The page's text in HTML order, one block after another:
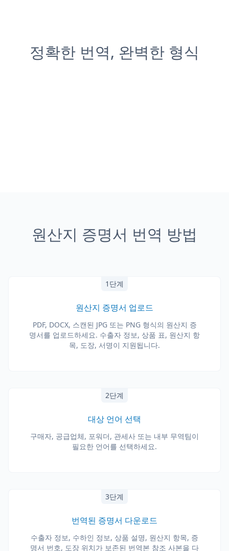
정확한 번역, 완벽한 형식
원산지 증명서 번역 방법
1단계
원산지 증명서 업로드
PDF, DOCX, 스캔된 JPG 또는 PNG 형식의 원산지 증
명서를 업로드하세요. 수출자 정보, 상품 표, 원산지 항
목, 도장, 서명이 지원됩니다.
2단계
대상 언어 선택
구매자, 공급업체, 포워더, 관세사 또는 내부 무역팀이
필요한 언어를 선택하세요.
3단계
번역된 증명서 다운로드
수출자 정보, 수하인 정보, 상품 설명, 원산지 항목, 증
명서 번호, 도장 위치가 보존된 번역본 참조 사본을 다